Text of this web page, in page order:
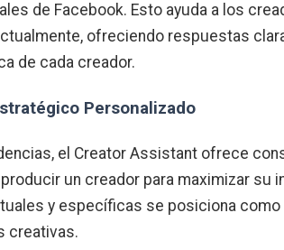
de Facebook. Esto ayuda a los
ofreciendo respuestas
de cada creador.
Personalizado
el Creator Assistant ofrece
un creador para maximizar su
y específicas se posiciona como
creativas.